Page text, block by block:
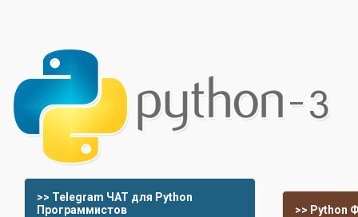
>> Telegram ЧАТ для Python
Программистов
>> Python